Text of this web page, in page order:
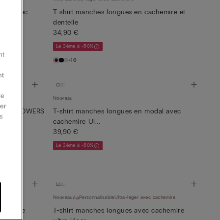
avec
T-shirt manches longues en cachemire et
dentelle
34,90 €
Le 3ème à -50%
+16
FLOWERS
Nouveau
T-shirt manches longues en modal avec
cachemire Ul...
39,90 €
Le 3ème à -50%
Nouveau PersonnalisableUltra-léger avec cachemire
T-shirt manches longues avec cachemire